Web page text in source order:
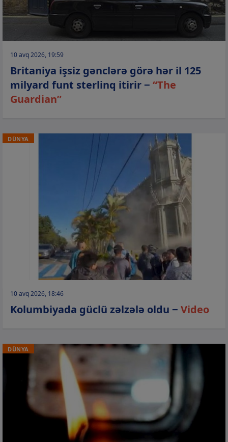
10 avq 2026, 19:59
Britaniya işsiz gənclərə görə hər il 125
milyard funt sterlinq itirir − “The
Guardian”
DÜNYA
10 avq 2026, 18:46
Kolumbiyada güclü zəlzələ oldu − Video
DÜNYA